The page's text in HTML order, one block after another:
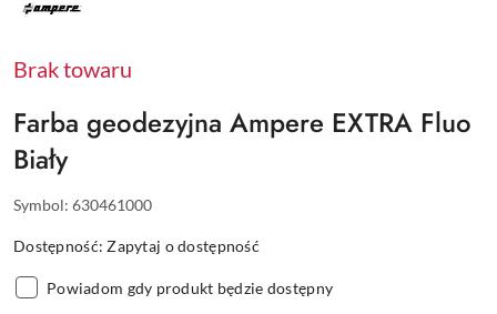
PRODUCENTA:
Brak towaru
Farba geodezyjna Ampere EXTRA Fluo
Biały
Symbol: 630461000
Dostępność:Zapytaj o dostępność
Powiadom gdy produkt będzie dostępny